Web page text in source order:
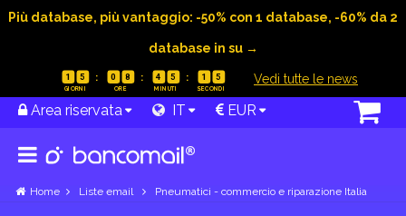
Più database, più vantaggio: -50% con 1 database, -60% da 2
database in su →
1 5 0 8 4 5 1 5 Vedi tutte le news
Area riservata IT EUR
Home Liste email Pneumatici - commercio e riparazione Italia